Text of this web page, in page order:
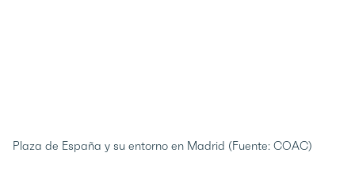
Plaza de España y su entorno en Madrid (Fuente: COAC)